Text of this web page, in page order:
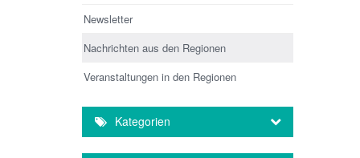
Newsletter
Nachrichten aus den Regionen
Veranstaltungen in den Regionen
Kategorien